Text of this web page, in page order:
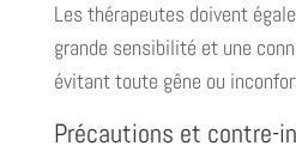
Les thérapeutes doivent
grande sensibilité et une
évitant toute gêne ou
Précautions et contre-